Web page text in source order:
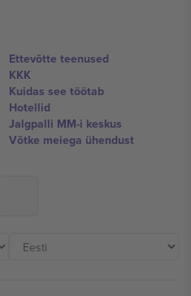
Ettevõtte teenused
KKK
Kuidas see töötab
Hotellid
Jalgpalli MM-i keskus
Võtke meiega ühendust